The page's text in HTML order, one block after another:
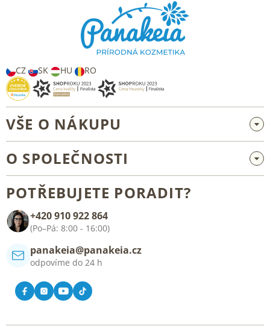
i
u
CZ SK HU RO
VŠE O NÁKUPU
Velkoobchod a spolupráce
Všeobecné obchodní podmínky
O SPOLEČNOSTI
Kontakt
POTŘEBUJETE PORADIT?
+420 910 922 864
(Po–Pá: 8:00 - 16:00)
panakeia@panakeia.cz
odpovíme do 24 h